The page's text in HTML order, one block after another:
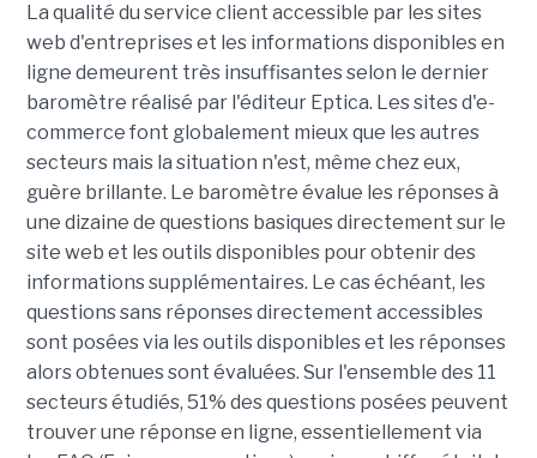
La qualité du service client accessible par les sites
web d'entreprises et les informations disponibles en
ligne demeurent très insuffisantes selon le dernier
baromètre réalisé par l'éditeur Eptica. Les sites d'e-
commerce font globalement mieux que les autres
secteurs mais la situation n'est, même chez eux,
guère brillante. Le baromètre évalue les réponses à
une dizaine de questions basiques directement sur le
site web et les outils disponibles pour obtenir des
informations supplémentaires. Le cas échéant, les
questions sans réponses directement accessibles
sont posées via les outils disponibles et les réponses
alors obtenues sont évaluées. Sur l'ensemble des 11
secteurs étudiés, 51% des questions posées peuvent
trouver une réponse en ligne, essentiellement via